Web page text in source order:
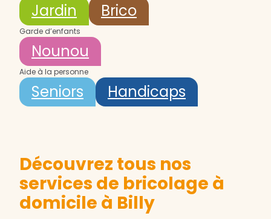
Jardin
Brico
Garde d’enfants
Nounou
Aide à la personne
Seniors Handicaps
Découvrez tous nos
services de bricolage à
domicile à Billy